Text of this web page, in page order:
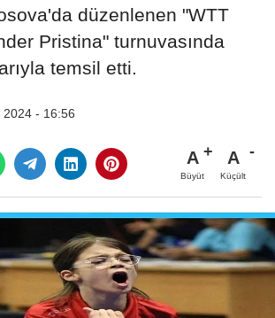
düzenlenen "WTT
Pristina" turnuvasında
temsil etti.
2024 - 16:56
A
Büyüt
A
Küçült